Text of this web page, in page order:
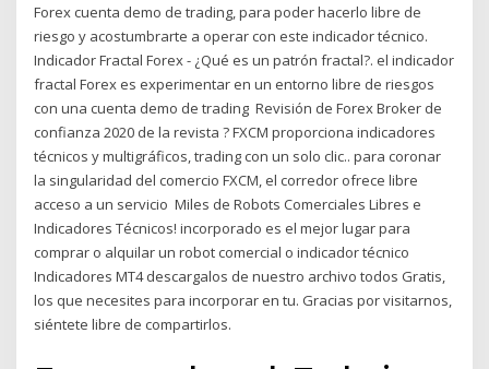
Forex cuenta demo de trading, para poder hacerlo libre de
riesgo y acostumbrarte a operar con este indicador técnico.
Indicador Fractal Forex - ¿Qué es un patrón fractal?. el indicador
fractal Forex es experimentar en un entorno libre de riesgos
con una cuenta demo de trading Revisión de Forex Broker de
confianza 2020 de la revista ? FXCM proporciona indicadores
técnicos y multigráficos, trading con un solo clic.. para coronar
la singularidad del comercio FXCM, el corredor ofrece libre
acceso a un servicio Miles de Robots Comerciales Libres e
Indicadores Técnicos! incorporado es el mejor lugar para
comprar o alquilar un robot comercial o indicador técnico
Indicadores MT4 descargalos de nuestro archivo todos Gratis,
los que necesites para incorporar en tu. Gracias por visitarnos,
siéntete libre de compartirlos.